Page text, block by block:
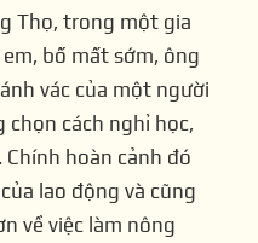
Thọ, trong một gia
bố mất sớm, ông
vác của một người
chọn cách nghỉ học,
hoàn cảnh đó
lao động và cũng
về việc làm nông